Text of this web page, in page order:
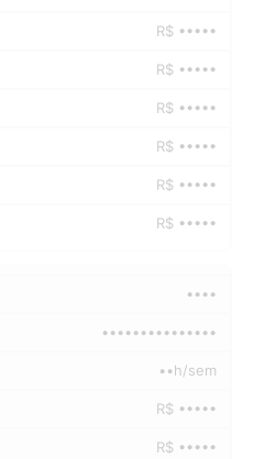
R$ •••••
R$ •••••
R$ •••••
R$ •••••
R$ •••••
R$ •••••
••••
•••••••••••••••
••h/sem
R$ •••••
R$ •••••